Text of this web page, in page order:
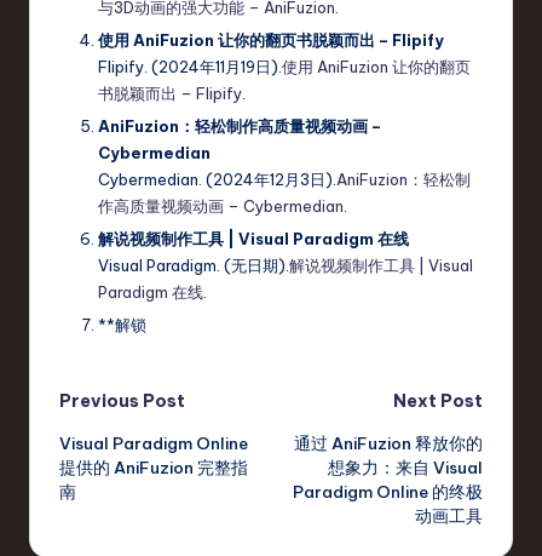
与3D动画的强大功能 – AniFuzion
使用 AniFuzion 让你的翻页书脱颖而出 – Flipify
Flipify. (2024年11月19日). 使用 AniFuzion 让你的翻页
书脱颖而出 – Flipify
AniFuzion：轻松制作高质量视频动画 –
Cybermedian
Cybermedian. (2024年12月3日). AniFuzion：轻松制
作高质量视频动画 – Cybermedian
解说视频制作工具 | Visual Paradigm 在线
Visual Paradigm. (无日期). 解说视频制作工具 | Visual
Paradigm 在线
**解锁
Post
navigation
Previous Post
Visual Paradigm Online
提供的 AniFuzion 完整指
南
Next Post
通过 AniFuzion 释放你的
想象力：来自 Visual
Paradigm Online 的终极
动画工具